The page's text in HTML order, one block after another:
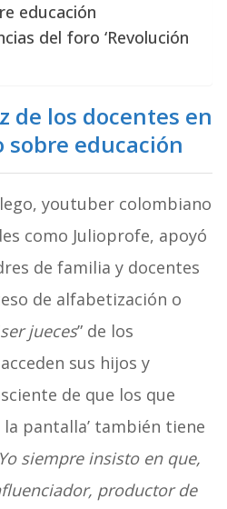
educación
del foro ‘Revolución
de los docentes en
educación
youtuber colombiano
como Julioprofe, apoyó
de familia y docentes
de alfabetización o
ser jueces” de los
sus hijos y
de que los que
pantalla’ también tiene
siempre insisto en que,
productor de